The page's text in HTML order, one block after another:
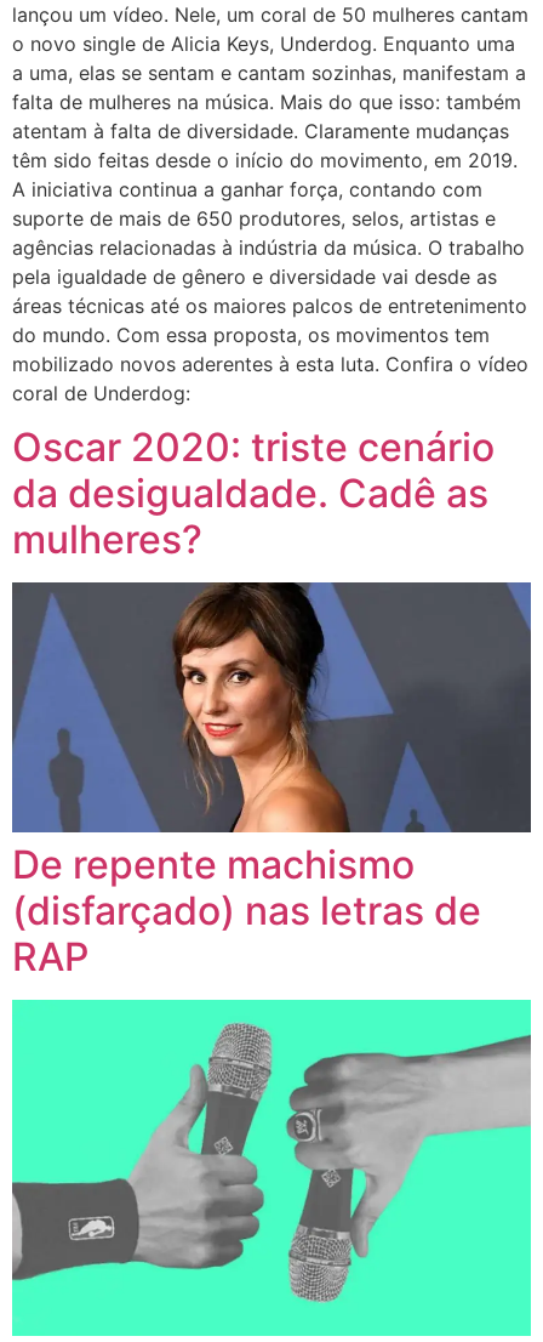
lançou um vídeo. Nele, um coral de 50 mulheres cantam
o novo single de Alicia Keys, Underdog. Enquanto uma
a uma, elas se sentam e cantam sozinhas, manifestam a
falta de mulheres na música. Mais do que isso: também
atentam à falta de diversidade. Claramente mudanças
têm sido feitas desde o início do movimento, em 2019.
A iniciativa continua a ganhar força, contando com
suporte de mais de 650 produtores, selos, artistas e
agências relacionadas à indústria da música. O trabalho
pela igualdade de gênero e diversidade vai desde as
áreas técnicas até os maiores palcos de entretenimento
do mundo. Com essa proposta, os movimentos tem
mobilizado novos aderentes à esta luta. Confira o vídeo
coral de Underdog:
Oscar 2020: triste cenário
da desigualdade. Cadê as
mulheres?
De repente machismo
(disfarçado) nas letras de
RAP